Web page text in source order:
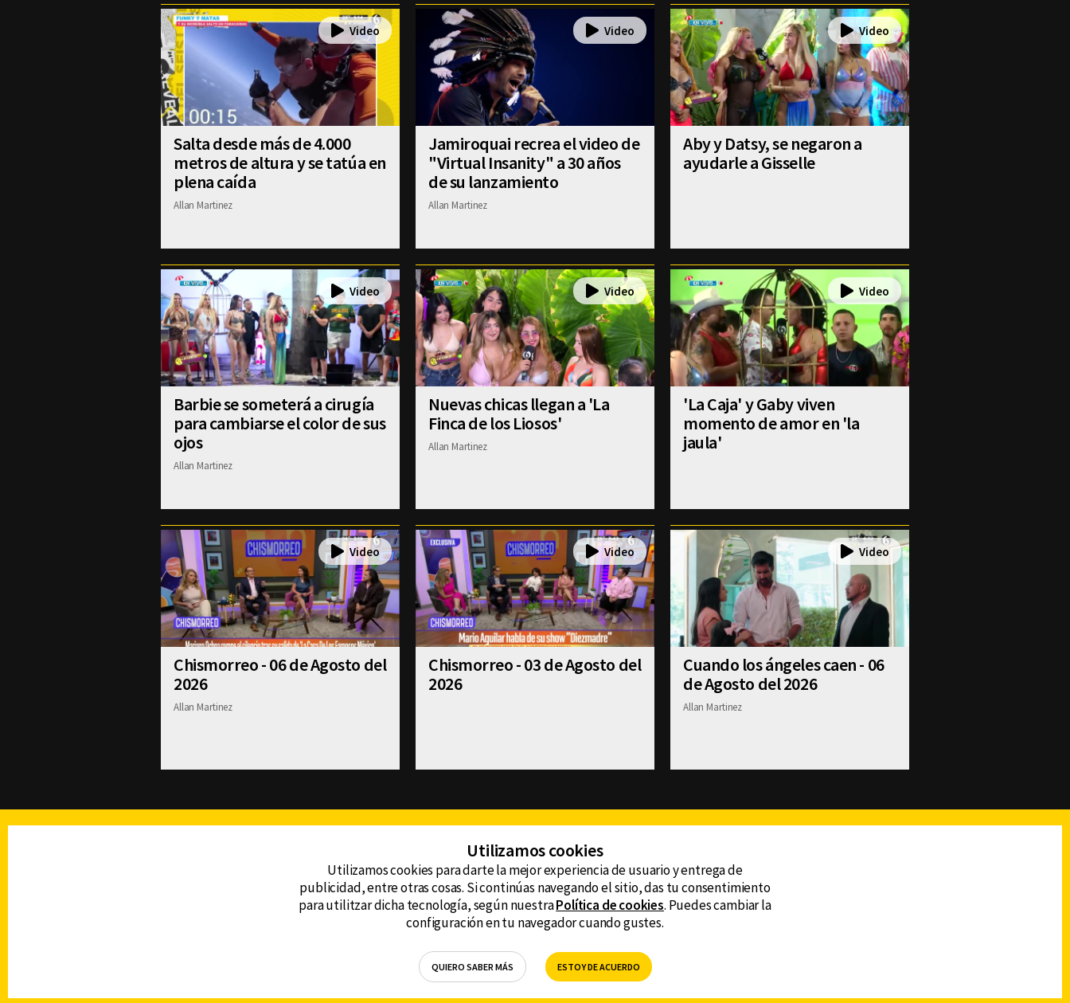
Salta desde más de 4.000
metros de altura y se tatúa en
plena caída
Allan Martinez
Jamiroquai recrea el video de
"Virtual Insanity" a 30 años
de su lanzamiento
Allan Martinez
Aby y Datsy, se negaron a
ayudarle a Gisselle
Barbie se someterá a cirugía
para cambiarse el color de sus
ojos
Allan Martinez
Nuevas chicas llegan a 'La
Finca de los Liosos'
Allan Martinez
'La Caja' y Gaby viven
momento de amor en 'la
jaula'
Chismorreo - 06 de Agosto del
2026
Allan Martinez
Chismorreo - 03 de Agosto del
2026
Cuando los ángeles caen - 06
de Agosto del 2026
Allan Martinez
DERECHOS RESERVADOS © CANAL 6 2026
Prohibida la reproducción total o parcial, incluyendo
CONTACTO
AVISO DE PRIVACIDAD
AVISO LEGAL
DEFENSORÍA DE LAS AUDIENCIAS
Utilizamos cookies
Utilizamos cookies para darte la mejor experiencia de usuario y entrega de
publicidad, entre otras cosas. Si continúas navegando el sitio, das tu consentimiento
para utilitzar dicha tecnología, según nuestraPolítica de cookies. Puedes cambiar la
configuración en tu navegador cuando gustes.
QUIERO SABER MÁS ESTOY DE ACUERDO